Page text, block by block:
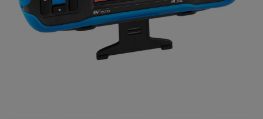
• Isolasjonstest mellom batteripoler og chassis, UN ECE R100/ISO
6469-3
• Autosekvens til periodisk test
• Autosekvens til bruk etter uhell
Metrel MI3132 leveres klar til bruk i veske med måleledninger,